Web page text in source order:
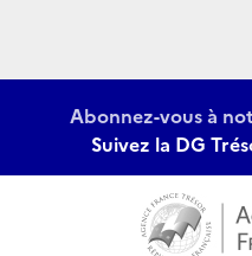
Abonnez-vous à
Suivez la DG